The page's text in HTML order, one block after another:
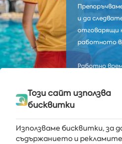
и да
отговарящи
работното
Работно
Този сайт използва
бисквитки
Използваме бисквитки, за
съдържанието и